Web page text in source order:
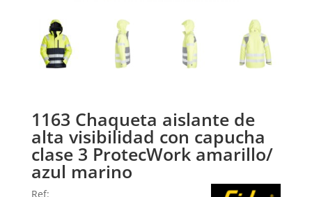
1163 Chaqueta aislante de
alta visibilidad con capucha
clase 3 ProtecWork amarillo/
azul marino
Ref: